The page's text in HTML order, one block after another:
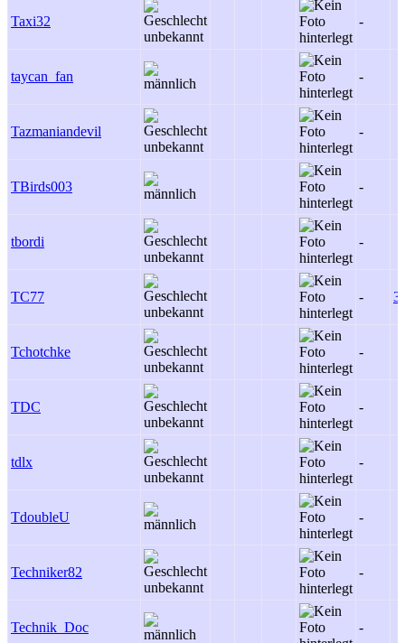
Taxi32 -
taycan_fan -
Tazmaniandevil -
TBirds003 -
tbordi -
TC77 - 3
Tchotchke -
TDC -
tdlx -
TdoubleU -
Techniker82 -
Technik_Doc -